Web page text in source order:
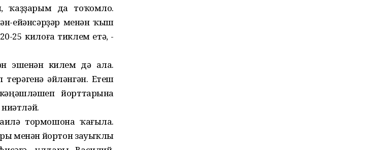
ҡаҙҙарым да тоҡомло.
ейәнсәрҙәр менән ҡыш
25 килоға тиклем етә, -
эшенән килем дә ала.
терәгенә әйләнгән. Етеш
йорттарына
тормошона ҡағыла.
менән йортон зауыҡлы